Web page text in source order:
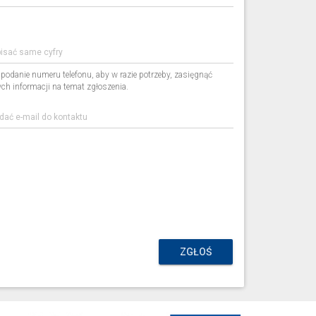
numeru telefonu, aby w razie potrzeby, zasięgnąć
informacji na temat zgłoszenia.
ZGŁOŚ